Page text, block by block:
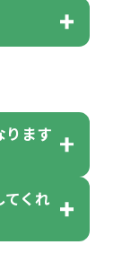
でも
される
ます。
位で前
ては商
るよう
した場
、制作
・ご検
ります
損、故
ります
算方法
てくれ